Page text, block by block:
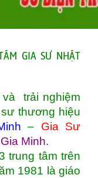
GIA SƯ NHẬT
trải nghiệm
thương hiệu
–
Gia Sư
Minh.
trung tâm trên
1981 là giáo